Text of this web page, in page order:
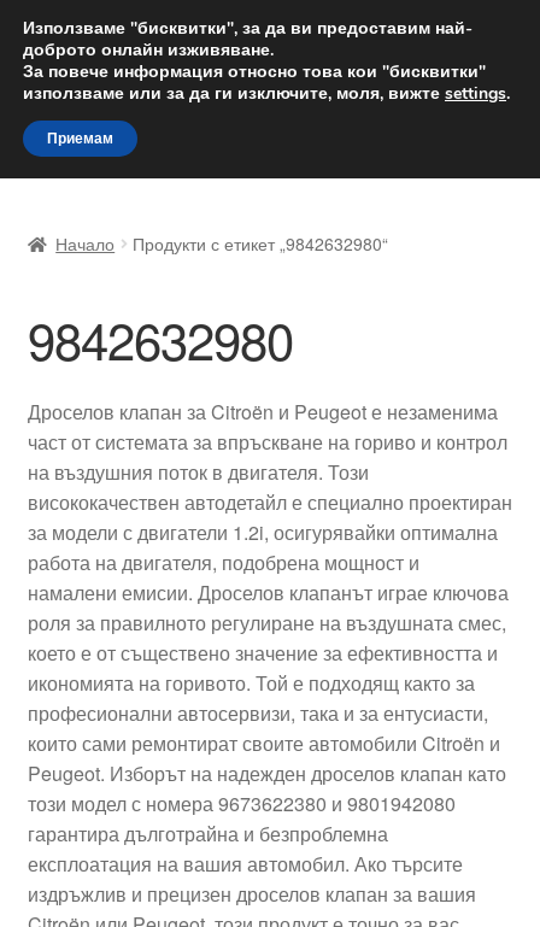
ДОСТАВКА от 12 лв.
Доставка по целия свят
Skip
to
navigation
Skip
to
content
Доставка по целия свят
Жалби
Количка
Контакт
Моята сметка
Плащанията
Политика за поверителност
Правила и условия
Процедура за рекламации
Разгледайте
Начало Продукти с етикет „9842632980“
9842632980
Дроселов клапан за Citroën и Peugeot е незаменима
част от системата за впръскване на гориво и контрол
на въздушния поток в двигателя. Този
висококачествен автодетайл е специално проектиран
за модели с двигатели 1.2i, осигурявайки оптимална
работа на двигателя, подобрена мощност и
намалени емисии. Дроселов клапанът играе ключова
роля за правилното регулиране на въздушната смес,
което е от съществено значение за ефективността и
икономията на горивото. Той е подходящ както за
професионални автосервизи, така и за ентусиасти,
които сами ремонтират своите автомобили Citroën и
Peugeot. Изборът на надежден дроселов клапан като
този модел с номера 9673622380 и 9801942080
гарантира дълготрайна и безпроблемна
експлоатация на вашия автомобил. Ако търсите
издръжлив и прецизен дроселов клапан за вашия
Използваме "бисквитки", за да ви предоставим най-
доброто онлайн изживяване.
За повече информация относно това кои "бисквитки"
използваме или за да ги изключите, моля, вижте settings.
Приемам